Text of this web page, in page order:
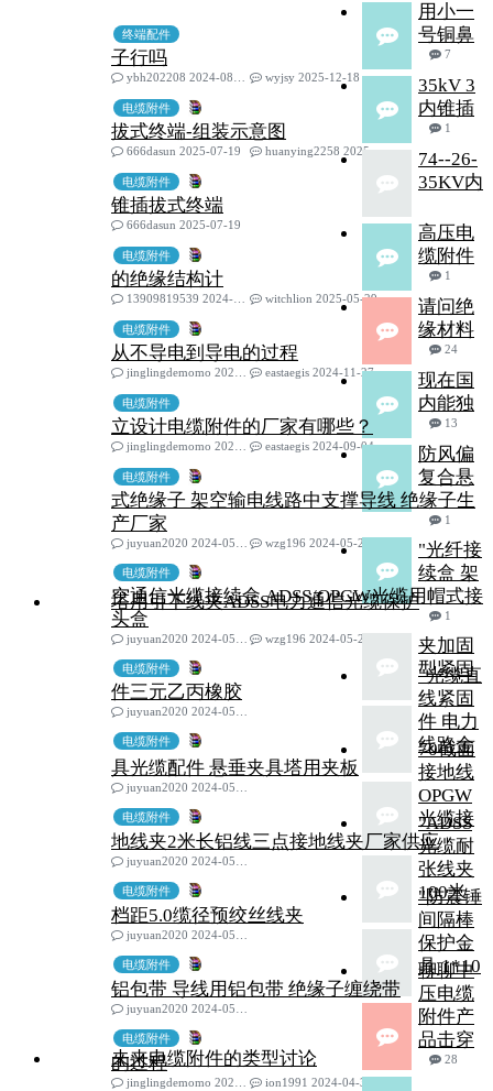
终端配件
用小一
号铜鼻
子行吗
7
ybh202208 2024-08-21
wyjsy 2025-12-18
电缆附件
35kV 3
内锥插
拔式终端-组装示意图
1
666dasun 2025-07-19
huanying2258 2025-07-27
电缆附件
74--26-
35KV内
锥插拔式终端
666dasun 2025-07-19
电缆附件
高压电
缆附件
的绝缘结构计
1
13909819539 2024-09-26
witchlion 2025-05-29
电缆附件
请问绝
缘材料
从不导电到导电的过程
24
jinglingdemomo 2020-03-30
eastaegis 2024-11-27
电缆附件
现在国
内能独
立设计电缆附件的厂家有哪些？
13
jinglingdemomo 2022-04-11
eastaegis 2024-09-04
电缆附件
防风偏
复合悬
式绝缘子 架空输电线路中支撑导线 绝缘子生
产厂家
1
juyuan2020 2024-05-28
wzg196 2024-05-28
电缆附件
"光纤接
续盒 架
空通信光缆接续盒 ADSS/OPGW光缆用帽式接
头盒
1
juyuan2020 2024-05-28
wzg196 2024-05-28
电缆附件
塔用引下线夹ADSS电力通信光缆保护
夹加固
型紧固
件三元乙丙橡胶
juyuan2020 2024-05-25
电缆附件
"光缆直
线紧固
件 电力
线路金
具光缆配件 悬垂夹具塔用夹板
juyuan2020 2024-05-25
电缆附件
70截面
接地线
OPGW
光缆接
地线夹2米长铝线三点接地线夹厂家供应
juyuan2020 2024-05-25
电缆附件
"ADSS
光缆耐
张线夹
100米
档距5.0缆径预绞丝线夹
juyuan2020 2024-05-25
电缆附件
"防震锤
间隔棒
保护金
具 1*10
铝包带 导线用铝包带 绝缘子缠绕带
juyuan2020 2024-05-25
电缆附件
聊聊中
压电缆
附件产
品击穿
的过程
28
jinglingdemomo 2021-04-15
ion1991 2024-04-30
未来电缆附件的类型讨论